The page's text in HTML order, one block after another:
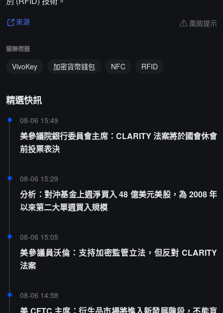
來源 風險提示
關聯標籤
VivoKey 加密貨幣錢包 NFC RFID
精選快訊
08-06 15:49
美參議院銀行委員會主席：CLARITY 法案將於國會休會
前投票表決
08-06 15:29
分析：對沖基金上週淨買入 48 億美元美股，為 2008 年
以來第二大單週買入規模
08-06 15:05
美參議員沃倫：支持加密監管立法，但反對 CLARITY
法案
08-06 14:58